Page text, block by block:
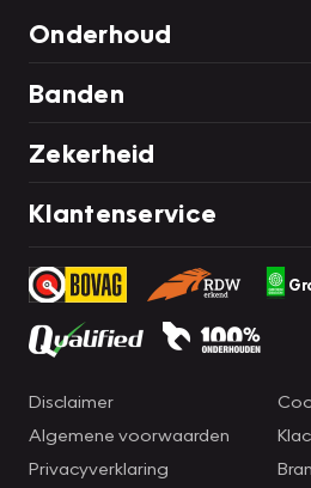
Onderhoud
Banden
Zekerheid
Klantenservice
Disclaimer
Algemene voorwaarden
Privacyverklaring